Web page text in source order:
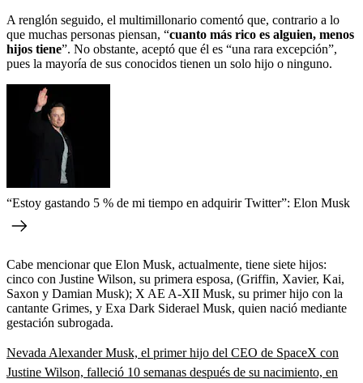
A renglón seguido, el multimillonario comentó que, contrario a lo
que muchas personas piensan, “cuanto más rico es alguien, menos
hijos tiene”. No obstante, aceptó que él es “una rara excepción”,
pues la mayoría de sus conocidos tienen un solo hijo o ninguno.
“Estoy gastando 5 % de mi tiempo en adquirir Twitter”: Elon Musk
Cabe mencionar que Elon Musk, actualmente, tiene siete hijos:
cinco con Justine Wilson, su primera esposa, (Griffin, Xavier, Kai,
Saxon y Damian Musk); X AE A-XII Musk, su primer hijo con la
cantante Grimes, y Exa Dark Siderael Musk, quien nació mediante
gestación subrogada.
Nevada Alexander Musk, el primer hijo del CEO de SpaceX con
Justine Wilson, falleció 10 semanas después de su nacimiento, en